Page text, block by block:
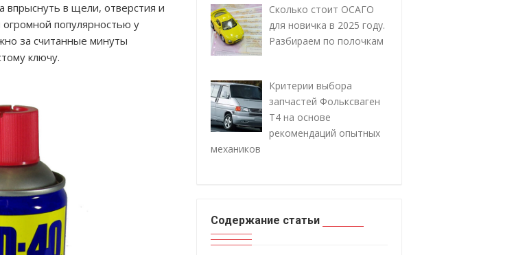
в щели, отверстия и
популярностью у
за считанные минуты
ключу.
Сколько стоит ОСАГО
для новичка в 2025 году.
Разбираем по полочкам
Критерии выбора
запчастей Фольксваген
Т4 на основе
рекомендаций опытных
механиков
Содержание статьи